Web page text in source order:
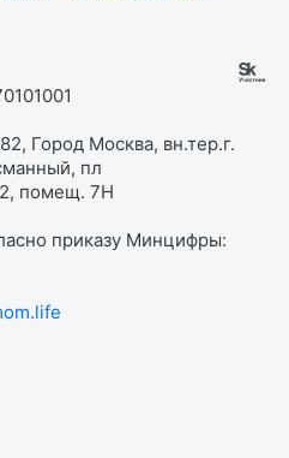
Город Москва, вн.тер.г.
пл
2, помещ. 7Н
приказу Минцифры: